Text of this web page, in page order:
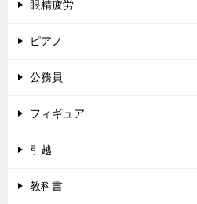
眼精疲労
ピアノ
公務員
フィギュア
引越
教科書